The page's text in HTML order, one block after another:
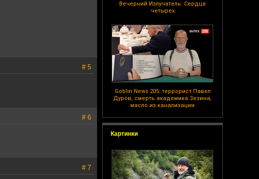
Вечерний Излучатель: Сердца
четырех
Goblin News 205: террорист Павел
Дуров, смерть академика Зезина,
масло из канализации
Картинки
# 5
# 6
# 7